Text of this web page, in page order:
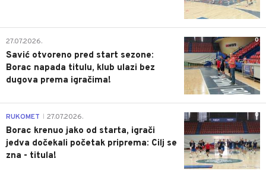
0
27.07.2026.
Savić otvoreno pred start sezone:
Borac napada titulu, klub ulazi bez
dugova prema igračima!
0
RUKOMET 27.07.2026.
Borac krenuo jako od starta, igrači
jedva dočekali početak priprema: Cilj se
zna - titula!